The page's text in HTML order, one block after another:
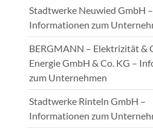
Stadtwerke Neuwied GmbH –
Informationen zum
BERGMANN – Elektrizität &
Energie GmbH & Co. KG –
zum Unternehmen
Stadtwerke Rinteln GmbH –
Informationen zum